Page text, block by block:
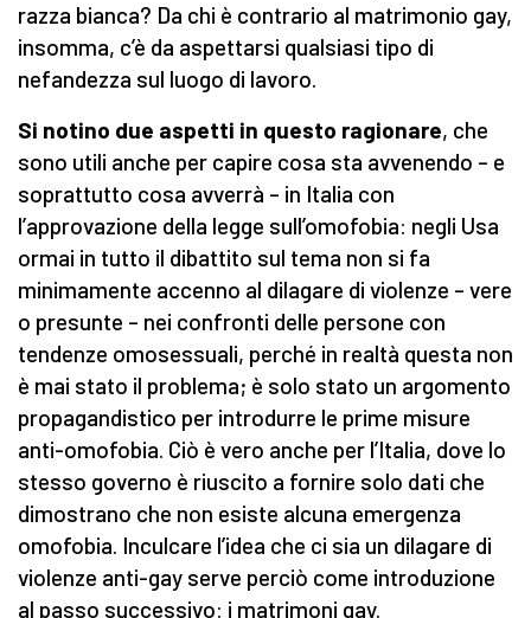
razza bianca? Da chi è contrario al matrimonio gay,
insomma, c’è da aspettarsi qualsiasi tipo di
nefandezza sul luogo di lavoro.
Si notino due aspetti in questo ragionare, che
sono utili anche per capire cosa sta avvenendo – e
soprattutto cosa avverrà – in Italia con
l’approvazione della legge sull’omofobia: negli Usa
ormai in tutto il dibattito sul tema non si fa
minimamente accenno al dilagare di violenze – vere
o presunte – nei confronti delle persone con
tendenze omosessuali, perché in realtà questa non
è mai stato il problema; è solo stato un argomento
propagandistico per introdurre le prime misure
anti-omofobia. Ciò è vero anche per l’Italia, dove lo
stesso governo è riuscito a fornire solo dati che
dimostrano che non esiste alcuna emergenza
omofobia. Inculcare l’idea che ci sia un dilagare di
violenze anti-gay serve perciò come introduzione
al passo successivo: i matrimoni gay.